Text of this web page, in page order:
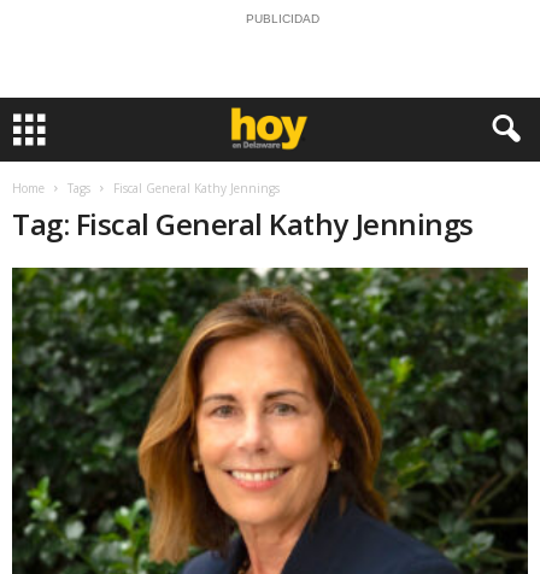
PUBLICIDAD
Home Tags Fiscal General Kathy Jennings
Tag: Fiscal General Kathy Jennings